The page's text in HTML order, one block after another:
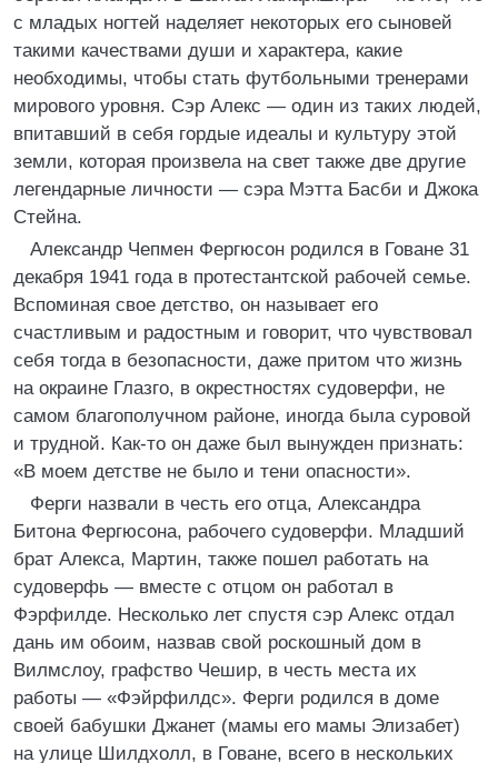
с младых ногтей наделяет некоторых его сыновей
такими качествами души и характера, какие
необходимы, чтобы стать футбольными тренерами
мирового уровня. Сэр Алекс — один из таких людей,
впитавший в себя гордые идеалы и культуру этой
земли, которая произвела на свет также две другие
легендарные личности — сэра Мэтта Басби и Джока
Стейна.
Александр Чепмен Фергюсон родился в Говане 31
декабря 1941 года в протестантской рабочей семье.
Вспоминая свое детство, он называет его
счастливым и радостным и говорит, что чувствовал
себя тогда в безопасности, даже притом что жизнь
на окраине Глазго, в окрестностях судоверфи, не
самом благополучном районе, иногда была суровой
и трудной. Как-то он даже был вынужден признать:
«В моем детстве не было и тени опасности».
Ферги назвали в честь его отца, Александра
Битона Фергюсона, рабочего судоверфи. Младший
брат Алекса, Мартин, также пошел работать на
судоверфь — вместе с отцом он работал в
Фэрфилде. Несколько лет спустя сэр Алекс отдал
дань им обоим, назвав свой роскошный дом в
Вилмслоу, графство Чешир, в честь места их
работы — «Фэйрфилдс». Ферги родился в доме
своей бабушки Джанет (мамы его мамы Элизабет)
на улице Шилдхолл, в Говане, всего в нескольких